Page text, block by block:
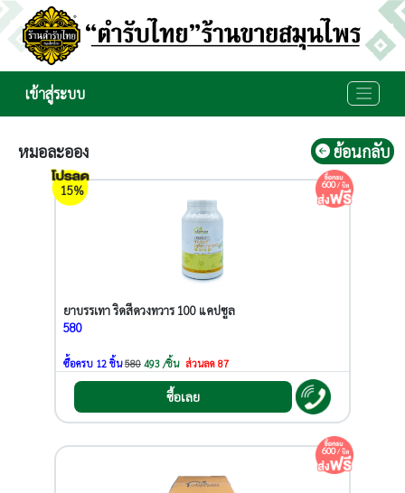
เข้าสู่ระบบ
หมอละออง ย้อนกลับ
15% 600/ บิล
ยาบรรเทา ริดสีดวงทวาร 100 แคปซูล
580
ซื้อครบ 12 ชิ้น580 493 /ชิ้น ส่วนลด 87
ซื้อเลย
600/ บิล